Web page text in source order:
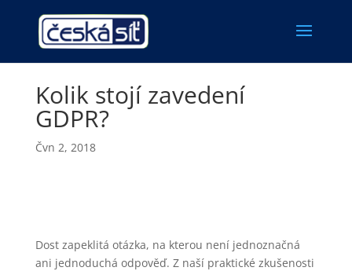
Kolik stojí zavedení
GDPR?
Čvn 2, 2018
Dost zapeklitá otázka, na kterou není jednoznačná
ani jednoduchá odpověď. Z naší praktické zkušenosti